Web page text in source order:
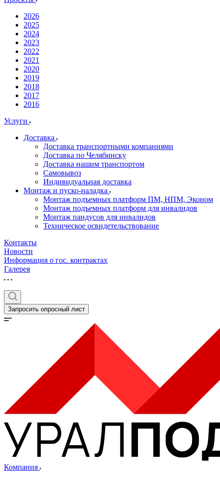
2026
2025
2024
2023
2022
2021
2020
2019
2018
2017
2016
Услуги
Доставка
Доставка транспортными компаниями
Доставка по Челябинску
Доставка нашим транспортом
Самовывоз
Индивидуальная доставка
Монтаж и пуско-наладка
Монтаж подъемных платформ ПМ, НПМ, Эконом
Монтаж подъемных платформ для инвалидов
Монтаж пандусов для инвалидов
Техническое освидетельствование
Контакты
Новости
Информация о гос. контрактах
Галерея
Запросить опросный лист
Компания